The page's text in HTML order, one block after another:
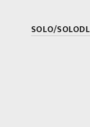
SOLO/SOLODL